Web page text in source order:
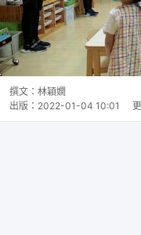
撰文： 林穎嫺
出版： 2022-01-04 10:01